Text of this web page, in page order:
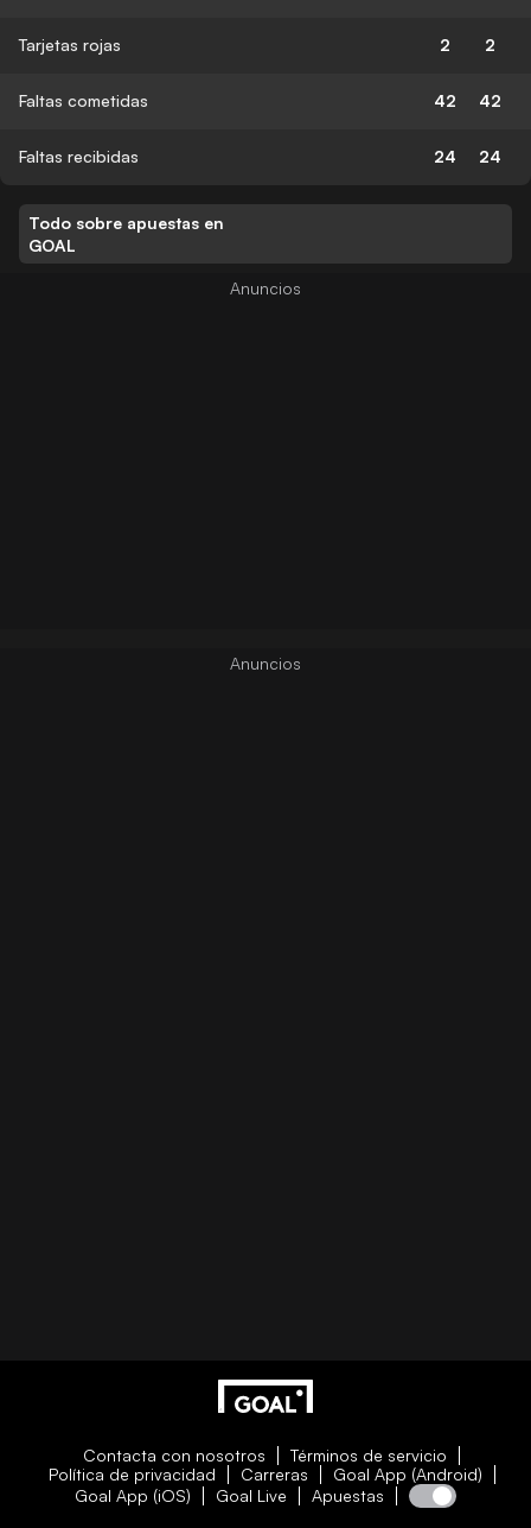
Tarjetas rojas 2 2
Faltas cometidas 42 42
Faltas recibidas 24 24
Todo sobre apuestas en
GOAL
Contacta con nosotros
Términos de servicio
Política de privacidad
Carreras
Goal App (Android)
Goal App (iOS)
Goal Live Apuestas